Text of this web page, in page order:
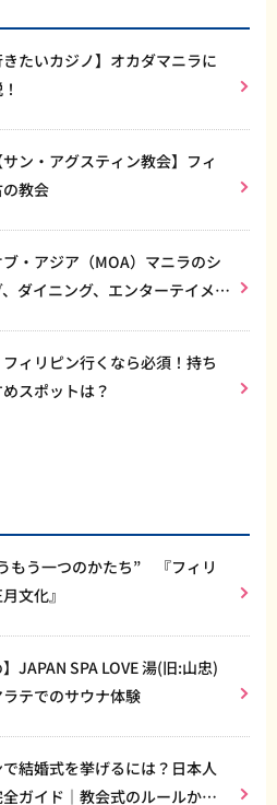
画好きのためのオアシス。カフェでゆっ
りとした時間を楽しむだけでなく、映画
ットも充実しているので、映画デートや
しゃれなカフェタイムにぴったりです。
。 多彩なプレイモード シングルプレイ
ーからチームバトルまで、さまざまなプ
遊べるモードもあり、友達と一緒に戦術
ァミリー向けに初心者向けモードもある
で安心です。 営業時間・料金・アクセ
（プレイモードや時間帯による） [Face
https://www.facebook.com/TheAt
ack Arenaは混雑することが多いため、公
サイトや電話で事前に予約をしておくの
の装着時に邪魔にならないよう、帽子や
アクセサリーは外しておきましょう。 戦
術を考えてプレイ 友人やチームメンバー
戦術を話し合っておくと、より盛り上が
！ まとめ The Attack Arenaは、フィリ
ン旅行に特別なスリルと楽しさを提供し
機器を使った体験は、日常を忘れて夢中
なれること間違いなし。観光の合間に、
を楽しむだけではなく、ストレス発散に
うってつけの場所です。 日常のストレ
や疲れを絵の具に込め、力いっぱい壁や
フレッシュができます。 まさに「スプ
ッシュ」することで、心もスッキリ！
々のストレスから解放される感覚は、一
体験するとやみつきになります。 施設
、汚れを気にせずに思い切り楽しめま
。次に、カラフルな絵の具を使って自分
で、自分だけのアートを作り上げるプロセ
は非常に楽しいものです。部屋中を好き
（約1,800円） (グループ利用)（3〜5
名) ₱2,000（約4,500円） (ファミリーパッ
ケージ/6名以上） ₱3,500（約7,800円）
業時間] 10:00〜22:00 料金は予告なく
更される場合がありますので、訪れる際
には公式ウェブサイトやSNSで 最新情報
確認してください。また、事前予約をし
おくとスムーズに体験ができるのでおす
お得情報 Splat Roomは、一人でも楽
めますが、友達や家族、カップルで行く
胸肉をじっくりとスモークし、しっとり
した食感と濃厚な味わいが特徴。 サザ
スタイルのサイドディッシュ 自家製の
ビーンズなど、バーベキューと相性抜群
サイドメニューも充実しています​。 さ
に、The Smokeyardではクラフトビー
やカクテルも提供しており、これらのド
ンクと一緒にバーベキューを楽しむのも
魅力の一つです。 営業時間と価格帯 営業
間は火曜日から日曜日の12:00 PMから
夜12:00 AMまで営業しています。価格
5、USビーフブリスケットは50gで約₱12
サイドメニューとしてはマック＆チー
りのシステムにより、自分好みのポーシ
ンを選べるため、家族や友人とシェアし
がらいろいろな種類のお肉を試すことが
ミートを味わえるので、次回の食べ歩き
ストにぜひ加えてみてください。
、まるで目の前にいるかのような迫力で
現されています。訪れる人は、約36の
異世界を探検することができます。 た
えば、「カレイドスコープ」と呼ばれる
ラーで覆われた部屋や、「ウィムジカ
踏み出すごとに音楽が鳴る仕掛けが施さ
います。 また、巨大な月の形をした
ブランコが並ぶ「ムーン・マジック」や、
白い壁にカラフルなステッカーを自由に貼
る「カラーズ・オブ・エモティコンズ」
が特徴です。 人気の理由 「Tales of Illumi
」が若者から年配者まで幅広く人気を
もから大人までが楽しめる工夫が施され
いるため、家族連れやデートにも最適な
内には、魔法の飲み物が楽しめる「ポー
ョンバー」や、オリジナルのスライムを
れる「マジック・グー」など、ユニーク
に、施設内でドレスやヘッドアクセサリ
ーのレンタルも行っており、訪れる人は魔
送
きたいカジノ】オカダマニラに
ン・アグスティン教会】フィ
の教会
・アジア（MOA）マニラのシ
ダイニング、エンターテイメン
設
フィリピン行くなら必須！持ち
スポットは？
もう一つのかたち” 『フィリ
文化』
】JAPAN SPA LOVE 湯(旧:山忠)
テでのサウナ体験
結婚式を挙げるには？日本人
ガイド｜教会式のルールから